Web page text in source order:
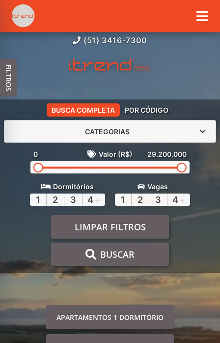
(51) 3416-7300
BUSCA COMPLETA POR CÓDIGO
CATEGORIAS
0 Valor (R$) 29.200.000
Dormitórios
1 2 3 4 +
Vagas
1 2 3 4 +
LIMPAR FILTROS
BUSCAR
APARTAMENTOS 1 DORMITÓRIO
FILTROS